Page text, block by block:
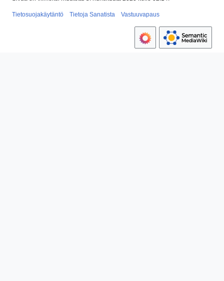
Tietosuojakäytäntö Tietoja Sanatista Vastuuvapaus